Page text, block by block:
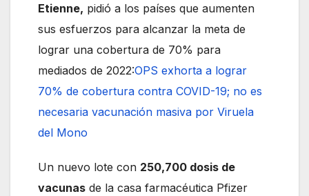
Etienne, pidió a los países que aumenten
sus esfuerzos para alcanzar la meta de
lograr una cobertura de 70% para
mediados de 2022:OPS exhorta a lograr
70% de cobertura contra COVID-19; no es
necesaria vacunación masiva por Viruela
del Mono
Un nuevo lote con 250,700 dosis de
vacunas de la casa farmacéutica Pfizer